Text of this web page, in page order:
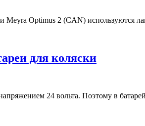
Meyra Optimus 2 (CAN) используются
для коляски
24 вольта. Поэтому в